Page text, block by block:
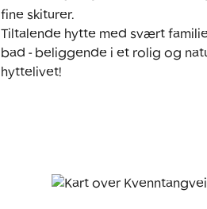
fine skiturer.
Tiltalende hytte med svært
bad - beliggende i et rolig og
hyttelivet!